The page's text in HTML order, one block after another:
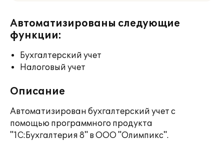
Автоматизированы следующие
функции:
Бухгалтерский учет
Налоговый учет
Описание
Автоматизирован бухгалтерский учет с
помощью программного продукта
"1С:Бухгалтерия 8" в ООО "Олимпикс".